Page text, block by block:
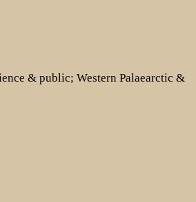
& public; Western Palaearctic &